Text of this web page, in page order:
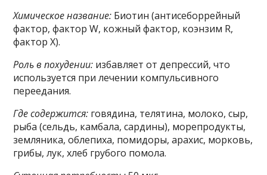
Химическое название: Биотин (антисеборрейный
фактор, фактор W, кожный фактор, коэнзим R,
фактор X).
Роль в похудении: избавляет от депрессий, что
используется при лечении компульсивного
переедания.
Где содержится: говядина, телятина, молоко, сыр,
рыба (сельдь, камбала, сардины), морепродукты,
земляника, облепиха, помидоры, арахис, морковь,
грибы, лук, хлеб грубого помола.